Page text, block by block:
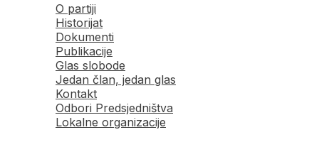
O partiji
Historijat
Dokumenti
Publikacije
Glas slobode
Jedan član, jedan glas
Kontakt
Odbori Predsjedništva
Lokalne organizacije